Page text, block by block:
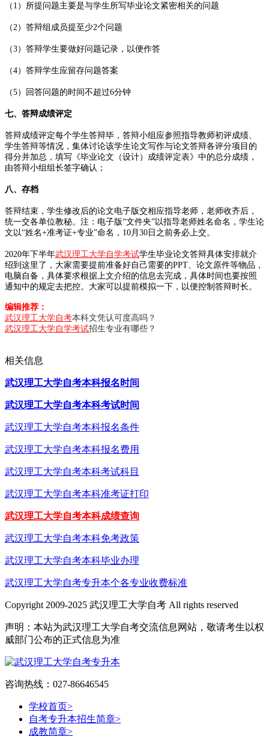
（1）所提问题主要是与学生所写毕业论文紧密相关的问题
（2）答辩组成员提至少2个问题
（3）答辩学生要做好问题记录，以便作答
（4）答辩学生应留存问题答案
（5）回答问题的时间不超过6分钟
七、答辩成绩评定
答辩成绩评定每个学生答辩毕，答辩小组应参照指导教师初评成绩、
学生答辩等情况，集体讨论该学生论文写作与论文答辩各评分项目的
得分并加总，填写《毕业论文（设计）成绩评定表》中的总分成绩，
由答辩小组组长签字确认；
八、存档
答辩结束，学生修改后的论文电子版交相应指导老师，老师收齐后，
统一交各单位教秘。注：电子版“文件夹”以指导老师姓名命名，学生论
文以“姓名+准考证+专业”命名，10月30日之前务必上交。
2020年下半年武汉理工大学自学考试学生毕业论文答辩具体安排就介
绍到这里了，大家需要提前准备好自己需要的PPT、论文原件等物品，
电脑自备，具体要求根据上文介绍的信息去完成，具体时间也要按照
通知中的规定去把控。大家可以提前模拟一下，以便控制答辩时长。
编辑推荐：
武汉理工大学自考本科文凭认可度高吗？
武汉理工大学自学考试招生专业有哪些？
相关信息
武汉理工大学自考本科报名时间
武汉理工大学自考本科考试时间
武汉理工大学自考本科报名条件
武汉理工大学自考本科报名费用
武汉理工大学自考本科考试科目
武汉理工大学自考本科准考证打印
武汉理工大学自考本科成绩查询
武汉理工大学自考本科免考政策
武汉理工大学自考本科毕业办理
武汉理工大学自考专升本个各专业收费标准
Copyright 2009-2025 武汉理工大学自考 All rights reserved
声明：本站为武汉理工大学自考交流信息网站，敬请考生以权
威部门公布的正式信息为准
咨询热线：027-86646545
学校首页>
自考专升本招生简章>
成教简章>